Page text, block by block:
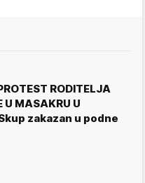
RODITELJA
U MASAKRU U
zakazan u podne